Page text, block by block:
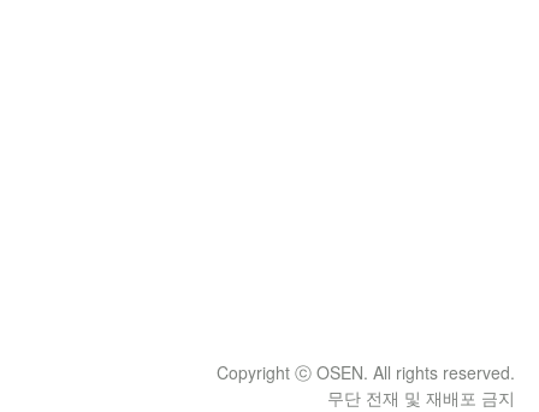
Copyright ⓒ OSEN. All rights reserved.
무단 전재 및 재배포 금지